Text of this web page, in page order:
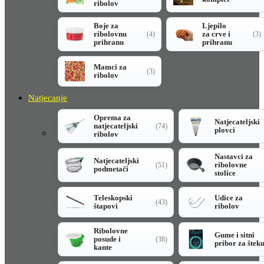
ribolov
Boje za
ribolovnu
prihranu
(4)
Ljepilo
za crve i
prihranu
(3)
Mamci za
ribolov
(3)
Natjecanje
Oprema za
natjecateljski
ribolov
(74)
Natjecateljski
plovci
Natjecateljski
podmetači
(51)
Nastavci za
ribolovne
stolice
Teleskopski
štapovi
(43)
Udice za
ribolov
Ribolovne
posude i
kante
(38)
Gume i sitni
pribor za šteku